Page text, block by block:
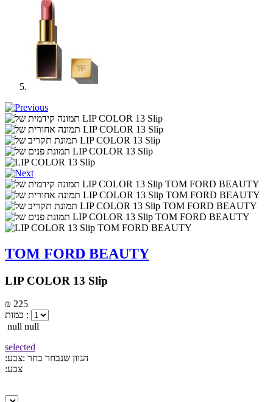
TOM FORD BEAUTY
LIP COLOR 13 Slip
₪ 225
כמות :
null null
selected
:הגוון שנבחר בחר :צבע
:צבע